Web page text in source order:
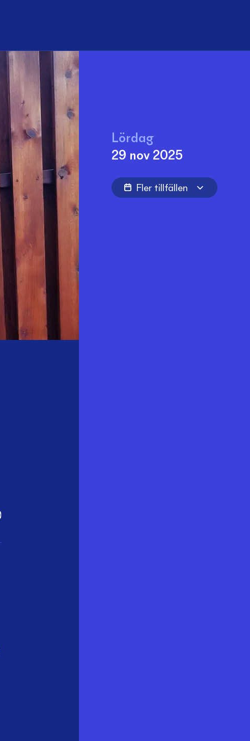
Lördag
29 nov 2025
Fler tillfällen